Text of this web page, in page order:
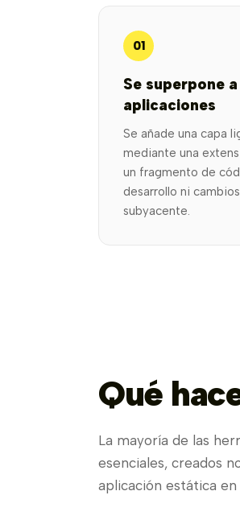
01
Se superpone
aplicaciones
Se añade una capa
mediante una
un fragmento de
desarrollo ni
subyacente.
Qué
La mayoría de las
esenciales, creados
aplicación estática en